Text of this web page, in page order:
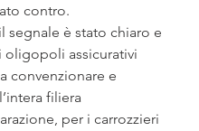
contro.
segnale è stato chiaro e
oligopoli assicurativi
convenzionare e
filiera
per i carrozzieri